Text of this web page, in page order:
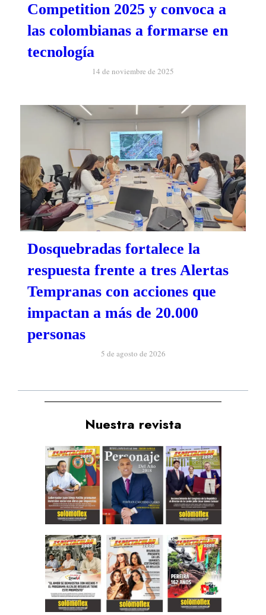
Competition 2025 y convoca a
las colombianas a formarse en
tecnología
14 de noviembre de 2025
Dosquebradas fortalece la
respuesta frente a tres Alertas
Tempranas con acciones que
impactan a más de 20.000
personas
5 de agosto de 2026
Nuestra revista